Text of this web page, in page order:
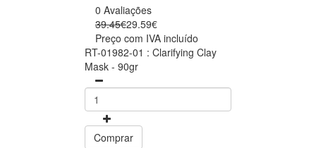
0 Avaliações
39.45€29.59€
Preço com IVA incluído
RT-01982-01 : Clarifying Clay
Mask - 90gr
Comprar